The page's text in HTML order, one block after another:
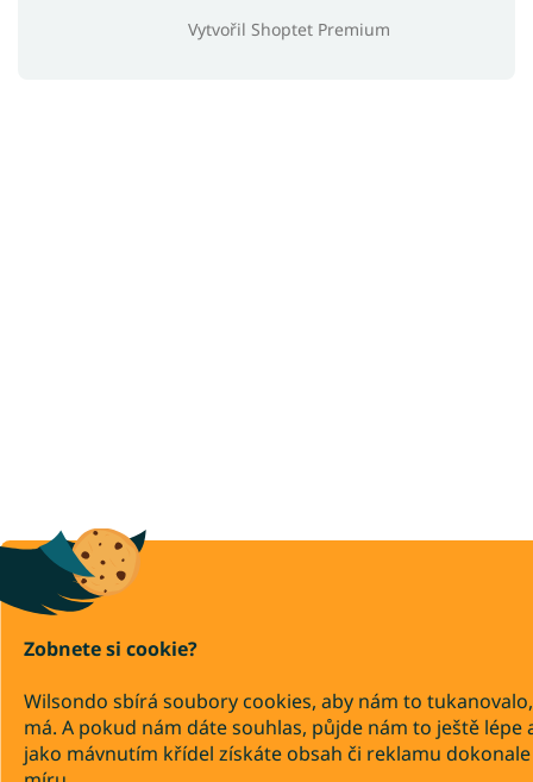
Zobnete si cookie?
Wilsondo sbírá soubory cookies, aby nám to
má. A pokud nám dáte souhlas, půjde nám to ještě lépe
jako mávnutím křídel získáte obsah či reklamu
Vytvořil Shoptet Premium